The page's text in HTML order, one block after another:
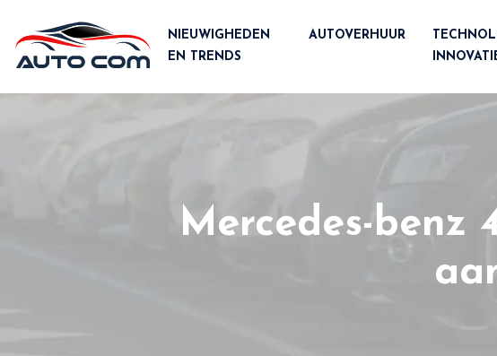
NIEUWIGHEDEN
EN TRENDS
AUTOVERHUUR
Mercedes-benz